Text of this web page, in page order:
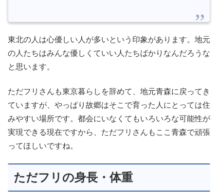
東北の人は心優しい人が多いという印象があります。地元
の人たちはみんな優しくていい人たちばかりなんだろうな
と思います。
ただフリさんも東京暮らしを辞めて、地元青森に戻ってき
ていますが、やっぱり故郷はそこで育った人にとっては住
みやすい場所です。都会にいなくてもいろいろな可能性が
実現できる現在ですから、ただフリさんもここ青森で頑張
ってほしいですね。
ただフリの身長・体重